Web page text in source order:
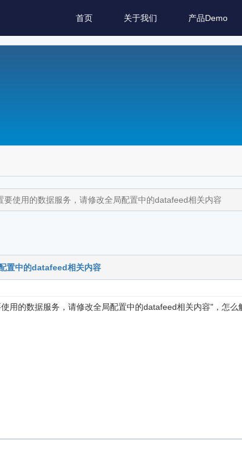
首页 关于我们 产品Demo
要使用的数据服务，请修改全局配置中的datafeed相关内容
置中的datafeed相关内容
用的数据服务，请修改全局配置中的datafeed相关内容"，怎么